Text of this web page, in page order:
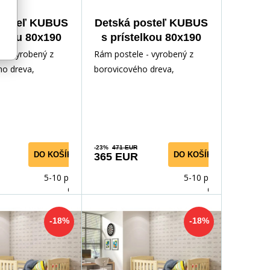
KUBUS
80x190
Ružová
- vyrobený z
dreva,
DO KOŠÍKA
5-10 prac.
dnů
Detská posteľ KUBUS
s prístelkou 80x190
cm, s matracami,
Prírodná/Zelená
Rám postele - vyrobený z
borovicového dreva,
-23% 471 EUR
365 EUR DO KOŠÍKA
5-10 prac.
dnů
-18% -18%